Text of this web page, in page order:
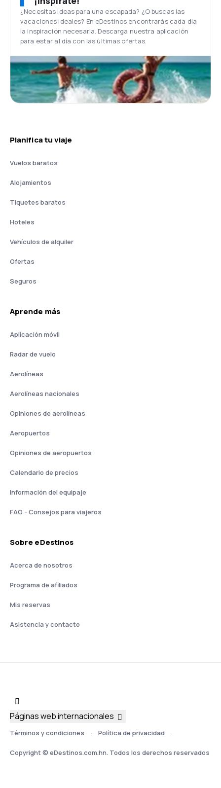
¿Necesitas ideas para una escapada? ¿O buscas las
vacaciones ideales? En eDestinos encontrarás cada día
la inspiración necesaria. Descarga nuestra aplicación
para estar al día con las últimas ofertas.
Planifica tu viaje
Vuelos baratos
Alojamientos
Tiquetes baratos
Hoteles
Vehículos de alquiler
Ofertas
Seguros
Aprende más
Aplicación móvil
Radar de vuelo
Aerolíneas
Aerolíneas nacionales
Opiniones de aerolíneas
Aeropuertos
Opiniones de aeropuertos
Calendario de precios
Información del equipaje
FAQ - Consejos para viajeros
Sobre eDestinos
Acerca de nosotros
Programa de afiliados
Mis reservas
Asistencia y contacto
Términos y condiciones Política de privacidad
Copyright © eDestinos.com.hn. Todos los derechos reservados
Páginas web internacionales